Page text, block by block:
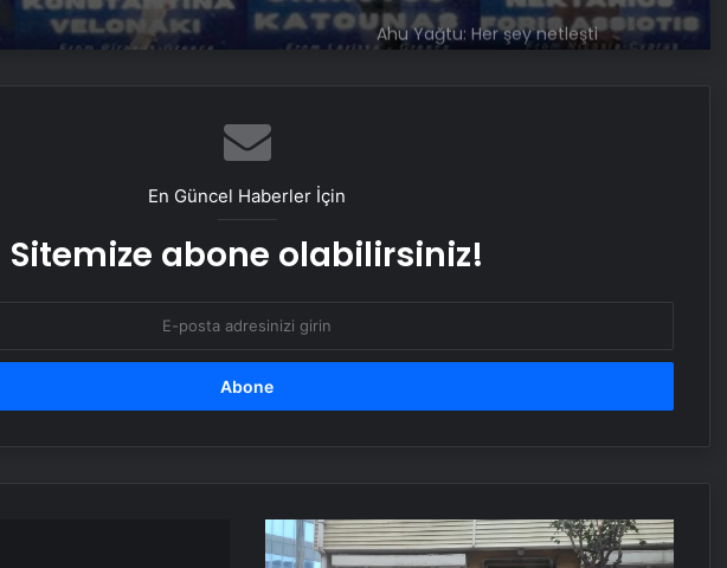
Ahu Yağtu: Her şey netleşti
Yunus Emre’nin mezarı nerede?
En Güncel Haberler İçin
Sitemize abone olabilirsiniz!
İstanbul
Şişli’de